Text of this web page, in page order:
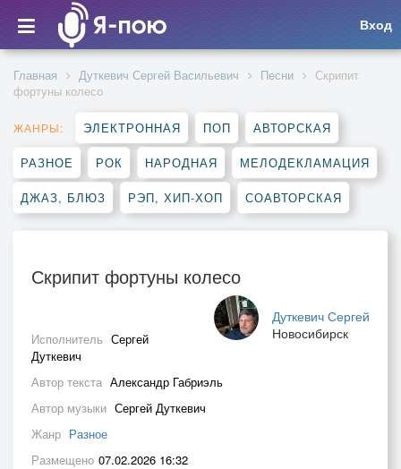
Вход
Главная Дуткевич Сергей Васильевич Песни
Скрипит
фортуны колесо
ЖАНРЫ: ЭЛЕКТРОННАЯ ПОП АВТОРСКАЯ
РАЗНОЕ РОК НАРОДНАЯ МЕЛОДЕКЛАМАЦИЯ
ДЖАЗ, БЛЮЗ РЭП, ХИП-ХОП СОАВТОРСКАЯ
Скрипит фортуны колесо
Дуткевич Сергей
Новосибирск
Исполнитель Сергей
Дуткевич
Автор текста Александр Габриэль
Автор музыки Сергей Дуткевич
Жанр Разное
Размещено 07.02.2026 16:32